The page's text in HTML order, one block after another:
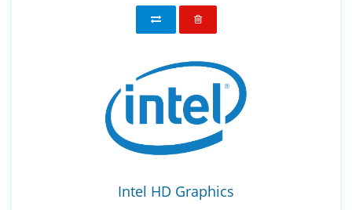
Intel HD Graphics